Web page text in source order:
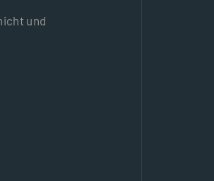
und